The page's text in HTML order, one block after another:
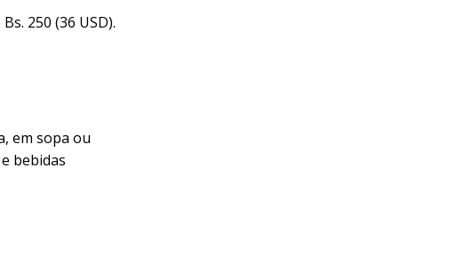
250 (36 USD).
em sopa ou
bebidas